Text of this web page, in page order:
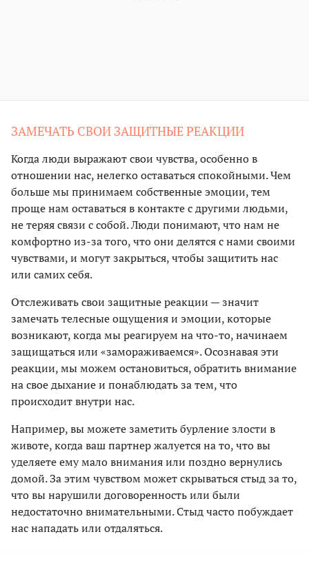
ЗАМЕЧАТЬ СВОИ ЗАЩИТНЫЕ РЕАКЦИИ
Когда люди выражают свои чувства, особенно в
отношении нас, нелегко оставаться спокойными. Чем
больше мы принимаем собственные эмоции, тем
проще нам оставаться в контакте с другими людьми,
не теряя связи с собой. Люди понимают, что нам не
комфортно из-за того, что они делятся с нами своими
чувствами, и могут закрыться, чтобы защитить нас
или самих себя.
Отслеживать свои защитные реакции — значит
замечать телесные ощущения и эмоции, которые
возникают, когда мы реагируем на что-то, начинаем
защищаться или «замораживаемся». Осознавая эти
реакции, мы можем остановиться, обратить внимание
на свое дыхание и понаблюдать за тем, что
происходит внутри нас.
Например, вы можете заметить бурление злости в
животе, когда ваш партнер жалуется на то, что вы
уделяете ему мало внимания или поздно вернулись
домой. За этим чувством может скрываться стыд за то,
что вы нарушили договоренность или были
недостаточно внимательными. Стыд часто побуждает
нас нападать или отдаляться.